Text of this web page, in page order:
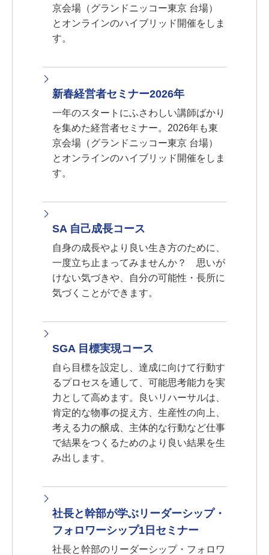
京会場（グランドニッコー東京 台場）
とオンラインのハイブリッド開催をしま
す。
新春経営者セミナー2026年
一年のスタートにふさわしい講師ばかり
を集めた経営者セミナー。2026年も東
京会場（グランドニッコー東京 台場）
とオンラインのハイブリッド開催をしま
す。
SA 自己成長コース
自身の成長やより良い生き方のために、
一度立ち止まってみませんか？ 思いが
けない気づきや、自分の可能性・長所に
気づくことができます。
SGA 目標実現コース
自ら目標を設定し、達成に向けて行動す
るプロセスを通して、可能思考能力を実
力として高めます。良いリハーサルは、
肯定的な物事の捉え方、生産性の向上、
考える力の醸成、主体的な行動など仕事
で結果をつくるためのより良い結果を生
み出します。
社長と幹部が学ぶリーダーシップ・
フォロワーシップ1日セミナー
社長と幹部のリーダーシップ・フォロワ